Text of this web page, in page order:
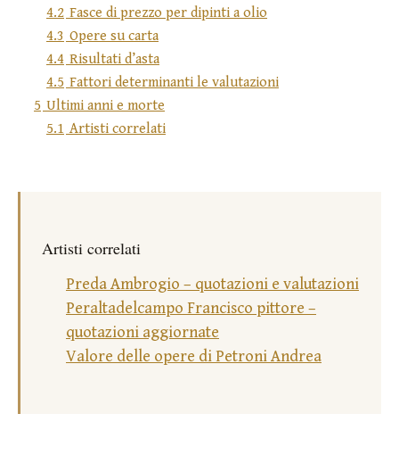
4.2 Fasce di prezzo per dipinti a olio
4.3 Opere su carta
4.4 Risultati d’asta
4.5 Fattori determinanti le valutazioni
5 Ultimi anni e morte
5.1 Artisti correlati
Artisti correlati
Preda Ambrogio – quotazioni e valutazioni
Peraltadelcampo Francisco pittore –
quotazioni aggiornate
Valore delle opere di Petroni Andrea